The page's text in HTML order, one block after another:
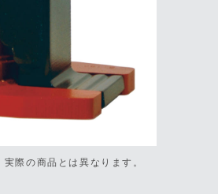
実際の商品とは異なります。